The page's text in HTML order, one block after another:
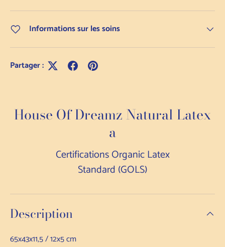
Informations sur les soins
Partager :
House Of Dreamz Natural Latex
a
Certifications Organic Latex
Standard (GOLS)
Description
65x43x11,5 / 12x5 cm